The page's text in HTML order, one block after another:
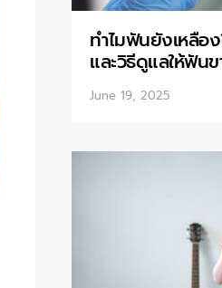
ทำไมฟันยังเหลือง
และวิธีดูแลให้ฟัน
June 19, 2025